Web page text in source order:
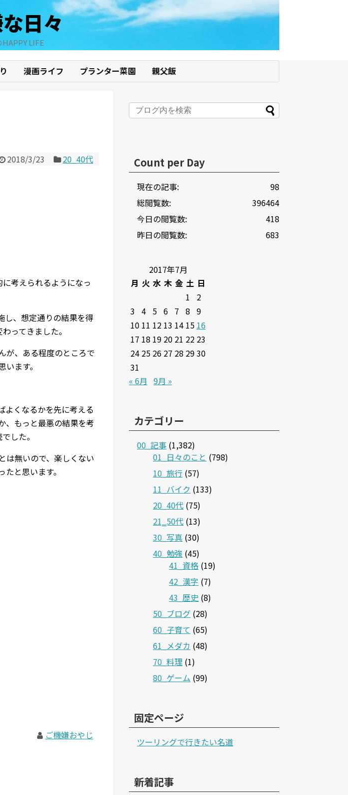
日々
LIFE
漫画ライフ プランター菜園 親父飯
2018/3/23 20_40代
考えられるようになっ
し、想定通りの結果を得
ってきました。
が、ある程度のところで
ます。
よくなるかを先に考える
、もっと最悪の結果を考
した。
は無いので、楽しくない
と思います。
ご機嫌おやじ
Count per Day
98
現在の記事:
396464
総閲覧数:
418
今日の閲覧数:
683
昨日の閲覧数:
2017年7月
月 火 水 木 金 土 日
1
2
3 4 5 6 7 8 9
10 11 12 13 14 15 16
17 18 19 20 21 22 23
24 25 26 27 28 2930
31
« 6月 9月 »
カテゴリー
00_記事 (1,382)
01_日々のこと (798)
10_旅行 (57)
11_バイク (133)
20_40代 (75)
21‗50代 (13)
30_写真 (30)
40_勉強 (45)
41_資格 (19)
42_漢字 (7)
43_歴史 (8)
50_ブログ (28)
60_子育て (65)
61_メダカ (48)
70_料理 (1)
80_ゲーム (99)
固定ページ
ツーリングで行きたい名道
新着記事